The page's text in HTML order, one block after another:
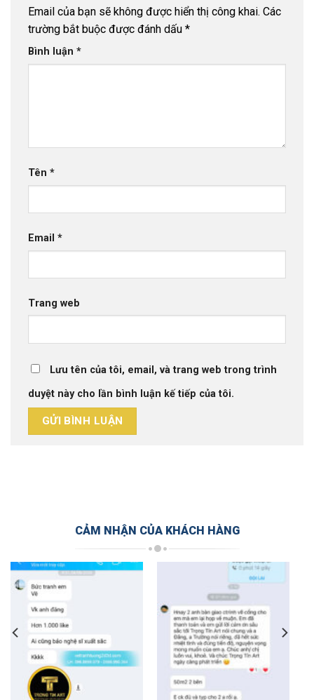
Email của bạn sẽ không được hiển thị công khai. Các
trường bắt buộc được đánh dấu *
Bình luận *
Tên *
Email *
Trang web
Lưu tên của tôi, email, và trang web trong trình
duyệt này cho lần bình luận kế tiếp của tôi.
CẢM NHẬN CỦA KHÁCH HÀNG